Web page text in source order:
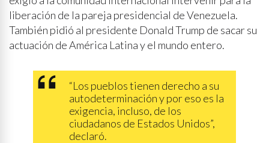
liberación de la pareja presidencial de Venezuela.
También pidió al presidente Donald Trump de sacar su
actuación de América Latina y el mundo entero.
“Los pueblos tienen derecho a su
autodeterminación y por eso es la
exigencia, incluso, de los
ciudadanos de Estados Unidos”,
declaró.